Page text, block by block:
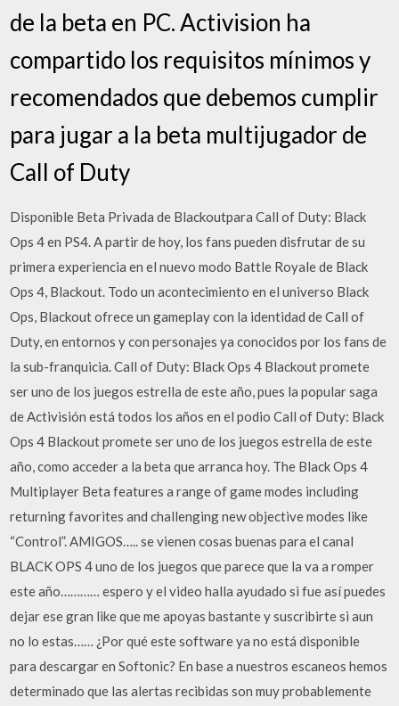
de la beta en PC. Activision ha
compartido los requisitos mínimos y
recomendados que debemos cumplir
para jugar a la beta multijugador de
Call of Duty
Disponible Beta Privada de Blackoutpara Call of Duty: Black
Ops 4 en PS4. A partir de hoy, los fans pueden disfrutar de su
primera experiencia en el nuevo modo Battle Royale de Black
Ops 4, Blackout. Todo un acontecimiento en el universo Black
Ops, Blackout ofrece un gameplay con la identidad de Call of
Duty, en entornos y con personajes ya conocidos por los fans de
la sub-franquicia. Call of Duty: Black Ops 4 Blackout promete
ser uno de los juegos estrella de este año, pues la popular saga
de Activisión está todos los años en el podio Call of Duty: Black
Ops 4 Blackout promete ser uno de los juegos estrella de este
año, como acceder a la beta que arranca hoy. The Black Ops 4
Multiplayer Beta features a range of game modes including
returning favorites and challenging new objective modes like
“Control”. AMIGOS….. se vienen cosas buenas para el canal
BLACK OPS 4 uno de los juegos que parece que la va a romper
este año………… espero y el video halla ayudado si fue así puedes
dejar ese gran like que me apoyas bastante y suscribirte si aun
no lo estas…… ¿Por qué este software ya no está disponible
para descargar en Softonic? En base a nuestros escaneos hemos
determinado que las alertas recibidas son muy probablemente